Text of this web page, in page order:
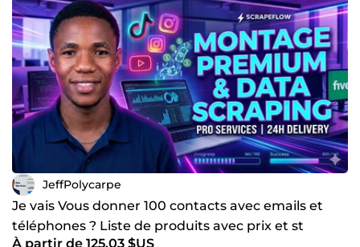
JeffPolycarpe
Je vais Vous donner 100 contacts avec emails et
téléphones ? Liste de produits avec prix et st
À partir de 125,03 $US